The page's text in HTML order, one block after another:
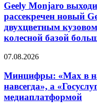
Geely Monjaro
рассекречен новый
двухцветным
колесной базой
07.08.2026
Минцифры: «Max в
навсегда», а
медиаплатформой